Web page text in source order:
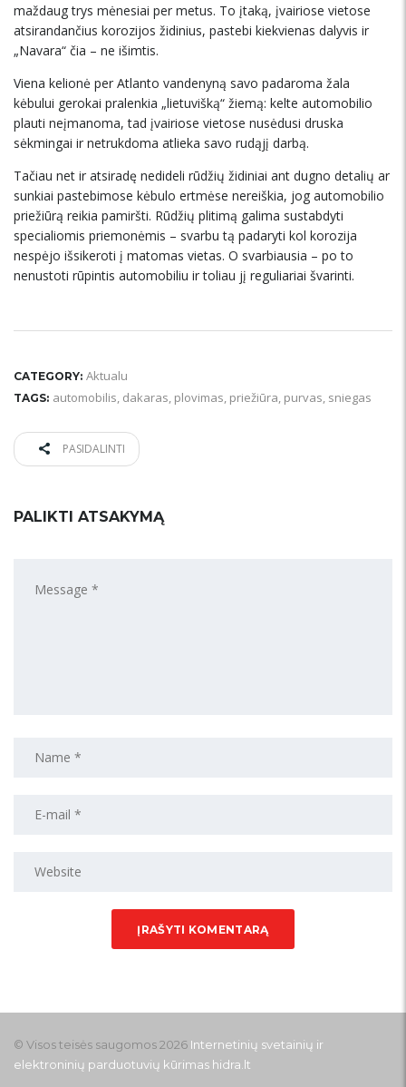
maždaug trys mėnesiai per metus. To įtaką, įvairiose vietose
atsirandančius korozijos židinius, pastebi kiekvienas dalyvis ir
„Navara“ čia – ne išimtis.
Viena kelionė per Atlanto vandenyną savo padaroma žala
kėbului gerokai pralenkia „lietuvišką“ žiemą: kelte automobilio
plauti neįmanoma, tad įvairiose vietose nusėdusi druska
sėkmingai ir netrukdoma atlieka savo rudąjį darbą.
Tačiau net ir atsiradę nedideli rūdžių židiniai ant dugno detalių ar
sunkiai pastebimose kėbulo ertmėse nereiškia, jog automobilio
priežiūrą reikia pamiršti. Rūdžių plitimą galima sustabdyti
specialiomis priemonėmis – svarbu tą padaryti kol korozija
nespėjo išsikeroti į matomas vietas. O svarbiausia – po to
nenustoti rūpintis automobiliu ir toliau jį reguliariai švarinti.
CATEGORY: Aktualu
TAGS: automobilis dakaras plovimas priežiūra purvas sniegas
PASIDALINTI
PALIKTI ATSAKYMĄ
© Visos teisės saugomos 2026 Internetinių svetainių ir
elektroninių parduotuvių kūrimas hidra.lt